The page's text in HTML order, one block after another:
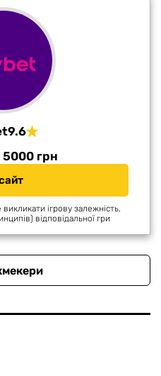
9.6
5000 грн
ігрову залежність.
відповідальної гри